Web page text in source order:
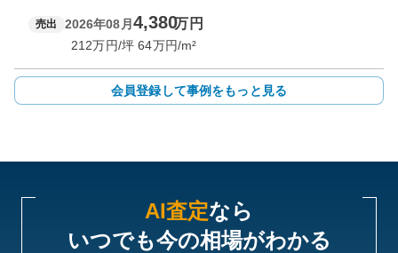
売出 2026年08月 4,380万円
212万円/坪 64万円/m²
会員登録して事例をもっと見る
AI査定なら
いつでも今の相場がわかる